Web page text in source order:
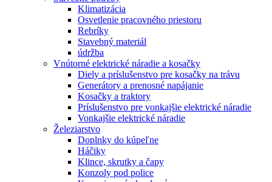
Klimatizácia
Osvetlenie pracovného priestoru
Rebríky
Stavebný materiál
údržba
Vnútorné elektrické náradie a kosačky
Diely a príslušenstvo pre kosačky na trávu
Generátory a prenosné napájanie
Kosačky a traktory
Príslušenstvo pre vonkajšie elektrické náradie
Vonkajšie elektrické náradie
Železiarstvo
Doplnky do kúpeľne
Háčiky
Klince, skrutky a čapy
Konzoly pod police